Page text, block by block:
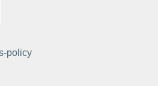
policy